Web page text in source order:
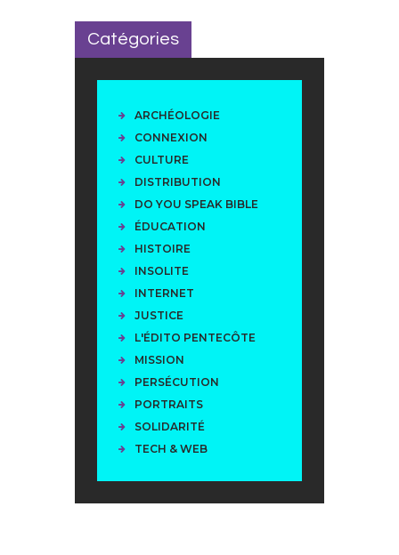
Catégories
ARCHÉOLOGIE
CONNEXION
CULTURE
DISTRIBUTION
DO YOU SPEAK BIBLE
ÉDUCATION
HISTOIRE
INSOLITE
INTERNET
JUSTICE
L'ÉDITO PENTECÔTE
MISSION
PERSÉCUTION
PORTRAITS
SOLIDARITÉ
TECH & WEB